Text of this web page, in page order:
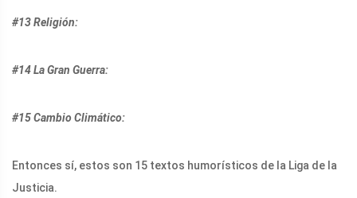
#13 Religión:
#14 La Gran Guerra:
#15 Cambio Climático:
Entonces sí, estos son 15 textos humorísticos de la Liga de la
Justicia.